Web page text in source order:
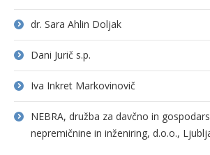
dr. Sara Ahlin Doljak
Dani Jurič s.p.
Iva Inkret Markovinovič
NEBRA, družba za davčno in
nepremičnine in inženiring, d.o.o.,